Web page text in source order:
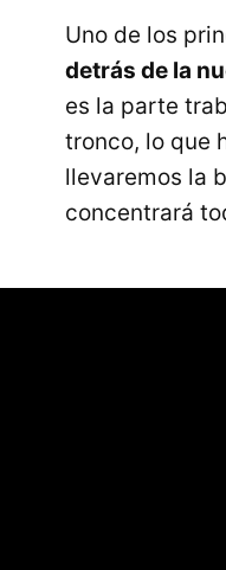
Uno de los
detrás de la
es la parte
tronco, lo que
llevaremos la
concentrará